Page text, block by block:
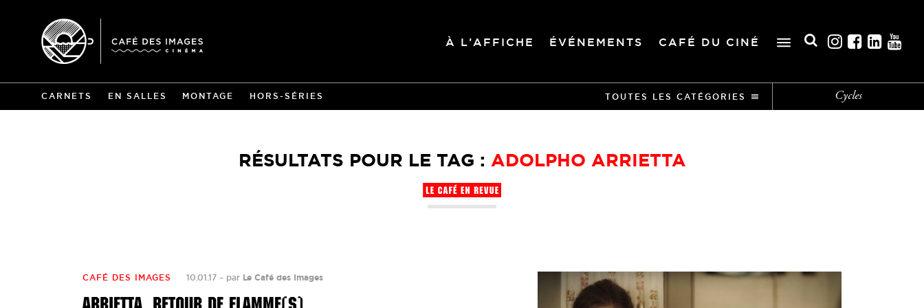
À L’AFFICHE ÉVÉNEMENTS CAFÉ DU CINÉ
CARNETS EN SALLES MONTAGE HORS-SÉRIES TOUTES LES CATÉGORIES Cycles
RÉSULTATS POUR LE TAG : ADOLPHO ARRIETTA
CAFÉ DES IMAGES 10.01.17 – par Le Café des Images